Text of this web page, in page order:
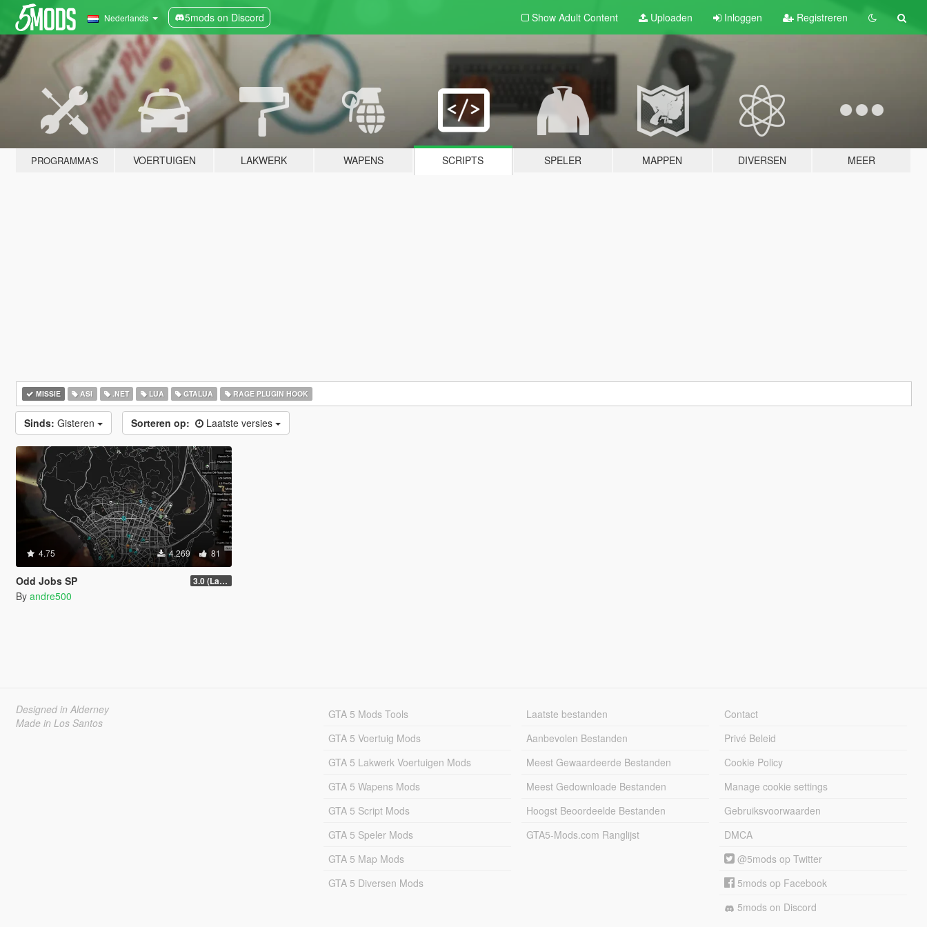
Nederlands 5mods on Discord Show Adult Content Uploaden Inloggen Registreren
PROGRAMMA'S VOERTUIGEN LAKWERK WAPENS SCRIPTS SPELER MAPPEN DIVERSEN MEER
MISSIE ASI .NET LUA GTALUA RAGE PLUGIN HOOK
Sinds: Gisteren Sorteren op: Laatste versies
4.75 4.269 81
Odd Jobs SP 3.0 (Latest Jobs Update)
By andre500
Designed in Alderney
Made in Los Santos
GTA 5 Mods Tools
GTA 5 Voertuig Mods
GTA 5 Lakwerk Voertuigen Mods
GTA 5 Wapens Mods
GTA 5 Script Mods
GTA 5 Speler Mods
GTA 5 Map Mods
GTA 5 Diversen Mods
Laatste bestanden
Aanbevolen Bestanden
Meest Gewaardeerde Bestanden
Meest Gedownloade Bestanden
Hoogst Beoordeelde Bestanden
GTA5-Mods.com Ranglijst
Contact
Privé Beleid
Cookie Policy
Manage cookie settings
Gebruiksvoorwaarden
DMCA
@5mods op Twitter
5mods op Facebook
5mods on Discord